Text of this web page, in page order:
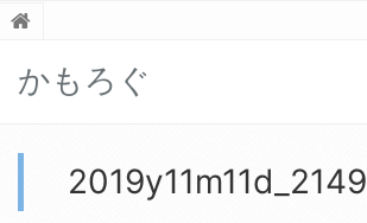
かもろぐ